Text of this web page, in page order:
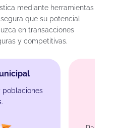
mediante herramientas
que su potencial
en transacciones
y competitivas.
poblaciones